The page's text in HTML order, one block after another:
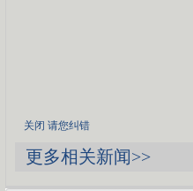
关闭 请您纠错
更多相关新闻>>